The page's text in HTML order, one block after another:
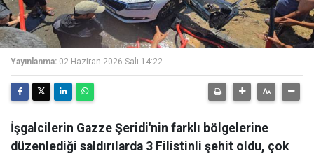
Yayınlanma: 02 Haziran 2026 Salı 14:22
İşgalcilerin Gazze Şeridi'nin farklı bölgelerine
düzenlediği saldırılarda 3 Filistinli şehit oldu, çok